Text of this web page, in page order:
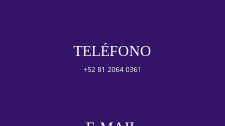
TELÉFONO
+52 81 2064 0361